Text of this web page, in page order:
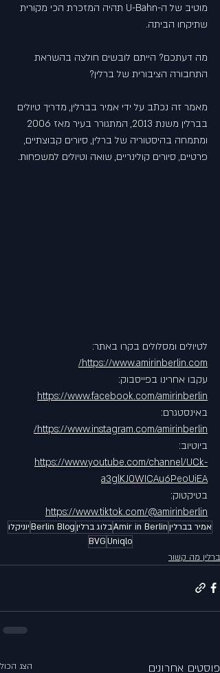
מוטיב של ה-U-Bahn תהיה המזכרת הכי מקורית
שתיקחו הביתה.
מה דעתכם? הייתם לובשים חולצה בהשראת
התחבורה הציבורית של ברלין?
מאמר זה נכתב על ידי אמיר בברלין, מדריך טיולים
ומתמחה בהיסטוריה של ברלין, סיורים קבוצתיים,
פרטיים, סיורים קולינריים, שואה וטיולים למשפחות.
לטיולים ומסלולים בקרו באתר:
https://www.amirinberlin.com/
עקבו אחרינו בפייסבוק:
https://www.facebook.com/amirinberlin
באינסטגרם:
https://www.instagram.com/amirinberlin/
ביוטיוב:
https://www.youtube.com/channel/UCk-
a3glKJ0WICAu6PeoUiEA
בטיקטוק:
https://www.tiktok.com/@amirinberlin
אמיר בברליןAmir in Berlinבלוג ברליןBerlin Blogיוניקלו
Uniqlo
BVG
ברלין מה קשור
פוסטים אחרונים הצג הכול